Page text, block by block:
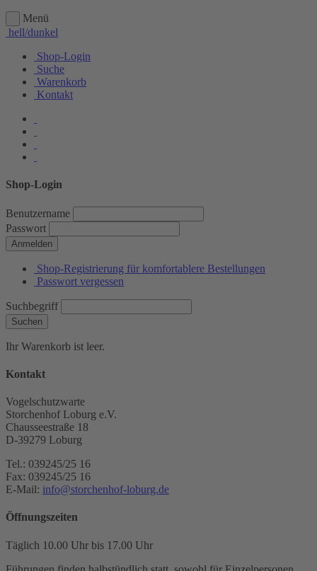
Menü
hell/dunkel
Shop-Login
Suche
Warenkorb
Kontakt
Shop-Login
Benutzername
Passwort
Anmelden
Shop-Registrierung für komfortablere Bestellungen
Passwort vergessen
Suchbegriff
Suchen
Ihr Warenkorb ist leer.
Kontakt
Vogelschutzwarte
Storchenhof Loburg e.V.
Chausseestraße 18
D-39279 Loburg
Tel.: 039245/25 16
Fax: 039245/25 16
E-Mail: info@storchenhof-loburg.de
Öffnungszeiten
Täglich 10.00 Uhr bis 17.00 Uhr